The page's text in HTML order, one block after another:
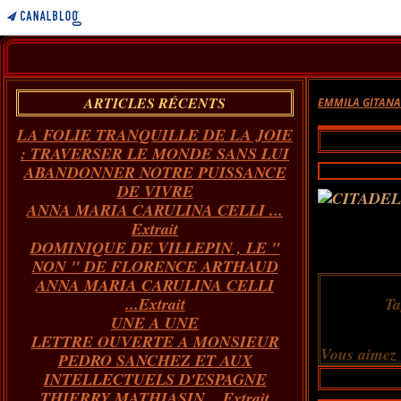
ARTICLES RÉCENTS
LA FOLIE TRANQUILLE DE LA JOIE
: TRAVERSER LE MONDE SANS LUI
ABANDONNER NOTRE PUISSANCE
DE VIVRE
ANNA MARIA CARULINA CELLI ...
Extrait
DOMINIQUE DE VILLEPIN , LE "
NON " DE FLORENCE ARTHAUD
ANNA MARIA CARULINA CELLI
...Extrait
UNE A UNE
LETTRE OUVERTE A MONSIEUR
PEDRO SANCHEZ ET AUX
INTELLECTUELS D'ESPAGNE
EMMILA GITANA
Vous aimez